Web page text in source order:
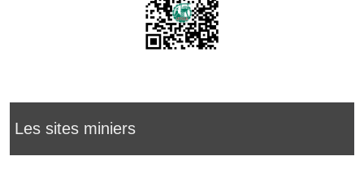
Les sites miniers